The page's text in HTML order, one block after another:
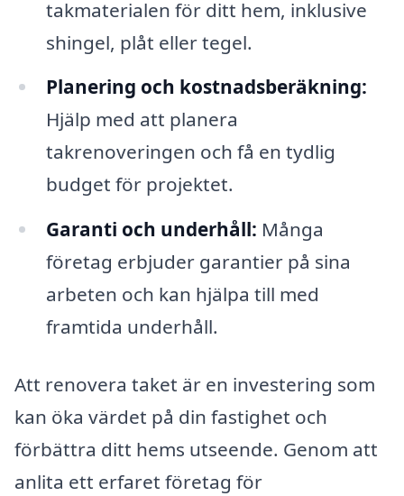
takmaterialen för ditt hem, inklusive
shingel, plåt eller tegel.
Planering och kostnadsberäkning:
Hjälp med att planera
takrenoveringen och få en tydlig
budget för projektet.
Garanti och underhåll: Många
företag erbjuder garantier på sina
arbeten och kan hjälpa till med
framtida underhåll.
Att renovera taket är en investering som
kan öka värdet på din fastighet och
förbättra ditt hems utseende. Genom att
anlita ett erfaret företag för